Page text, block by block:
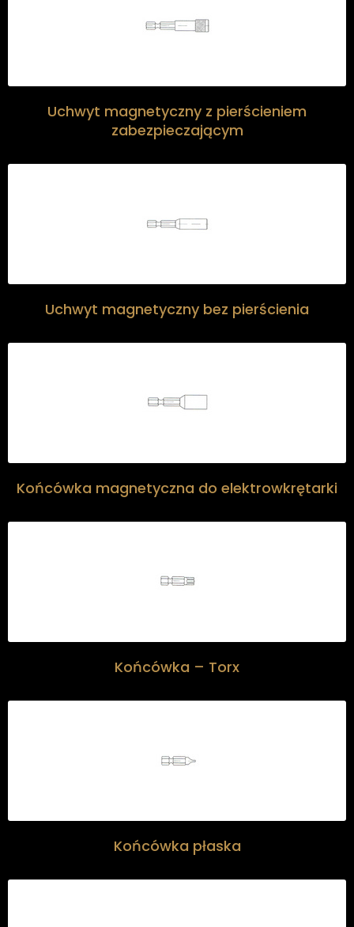
Uchwyt magnetyczny z pierścieniem
zabezpieczającym
Uchwyt magnetyczny bez pierścienia
Końcówka magnetyczna do elektrowkrętarki
Końcówka – Torx
Końcówka płaska